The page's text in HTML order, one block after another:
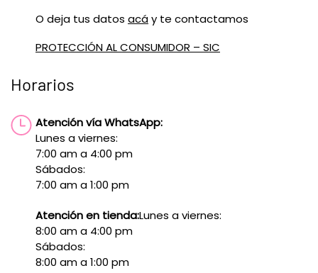
O deja tus datos acáy te contactamos
PROTECCIÓN AL CONSUMIDOR – SIC
Horarios
Atención vía WhatsApp:
Lunes a viernes:
7:00 am a 4:00 pm
Sábados:
7:00 am a 1:00 pm
Atención en tienda:Lunes a viernes:
8:00 am a 4:00 pm
Sábados:
8:00 am a 1:00 pm